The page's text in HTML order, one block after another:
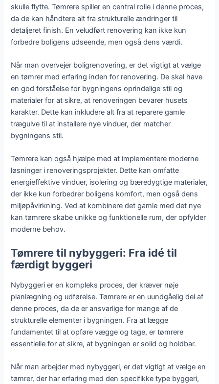
skulle flytte. Tømrere spiller en central rolle i denne proces,
da de kan håndtere alt fra strukturelle ændringer til
detaljeret finish. En veludført renovering kan ikke kun
forbedre boligens udseende, men også dens værdi.
Når man overvejer boligrenovering, er det vigtigt at vælge
en tømrer med erfaring inden for renovering. De skal have
en god forståelse for bygningens oprindelige stil og
materialer for at sikre, at renoveringen bevarer husets
karakter. Dette kan inkludere alt fra at reparere gamle
trægulve til at installere nye vinduer, der matcher
bygningens stil.
Tømrere kan også hjælpe med at implementere moderne
løsninger i renoveringsprojekter. Dette kan omfatte
energieffektive vinduer, isolering og bæredygtige materialer,
der ikke kun forbedrer boligens komfort, men også dens
miljøpåvirkning. Ved at kombinere det gamle med det nye
kan tømrere skabe unikke og funktionelle rum, der opfylder
moderne behov.
Tømrere til nybyggeri: Fra idé til
færdigt byggeri
Nybyggeri er en kompleks proces, der kræver nøje
planlægning og udførelse. Tømrere er en uundgåelig del af
denne proces, da de er ansvarlige for mange af de
strukturelle elementer i bygningen. Fra at lægge
fundamentet til at opføre vægge og tage, er tømrere
essentielle for at sikre, at bygningen er solid og holdbar.
Når man arbejder med nybyggeri, er det vigtigt at vælge en
tømrer, der har erfaring med den specifikke type byggeri,